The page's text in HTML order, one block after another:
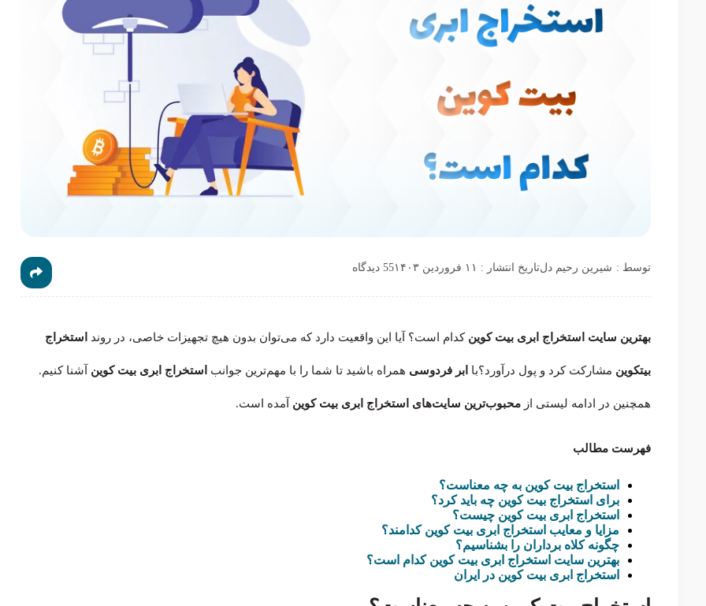
توسط : شیرین رحیم دلتاریخ انتشار : ۱۱ فروردین ۱۴۰۳ 55 دیدگاه
بهترین سایت استخراج ابری بیت کوین کدام است؟ آیا این واقعیت دارد که می‌توان بدون هیچ تجهیزات خاصی، در روند استخراج
بیتکوین مشارکت کرد و پول درآورد؟با ابر فردوسی همراه باشید تا شما را با مهم‌ترین جوانب استخراج ابری بیت کوین آشنا کنیم.
همچنین در ادامه لیستی از محبوب‌ترین سایت‌های استخراج ابری بیت کوین آمده است.
فهرست مطالب
استخراج بیت کوین به چه معناست؟
برای استخراج بیت کوین چه باید کرد؟
استخراج ابری بیت کوین چیست؟
مزایا و معایب استخراج ابری بیت کوین کدامند؟
چگونه کلاه برداران را بشناسیم؟
بهترین سایت استخراج ابری بیت کوین کدام است؟
استخراج ابری بیت کوین در ایران